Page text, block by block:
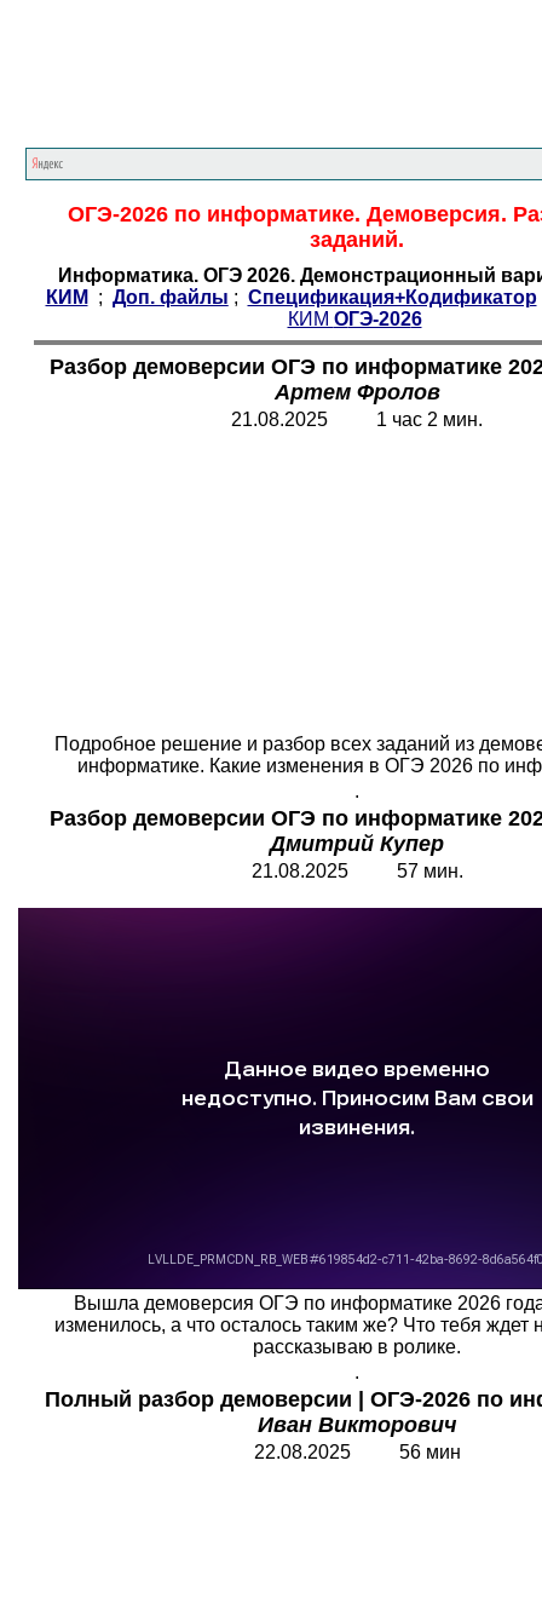
ОГЭ-2026 по информатике. Демоверсия.
заданий.
Информатика. ОГЭ 2026. Демонстрационный
КИМ ; Доп. файлы ; Спецификация+Кодификатор
КИМ OГЭ-2026
Разбор демоверсии ОГЭ по информатике
Артем Фролов
21.08.2025 1 час 2 мин.
Подробное решение и разбор всех заданий из
информатике. Какие изменения в ОГЭ 2026 по
.
Разбор демоверсии ОГЭ по информатике
Дмитрий Купер
21.08.202557 мин.
Вышла демоверсия ОГЭ по информатике 2026
изменилось, а что осталось таким же? Что тебя
рассказываю в ролике.
.
Полный разбор демоверсии
ОГЭ-2026 по
Иван Викторович
22.08.202556 мин